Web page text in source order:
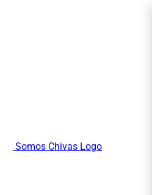
Somos Chivas Logo